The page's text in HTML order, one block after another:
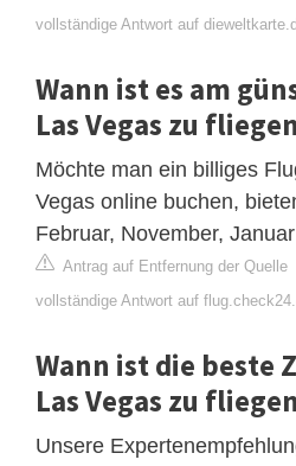
vollständige Antwort auf
Wann ist es am
Las Vegas zu
Möchte man ein billiges
Vegas online buchen,
Februar, November,
Antrag auf Entfernung der Quelle
vollständige Antwort auf
Wann ist die beste
Las Vegas zu
Unsere